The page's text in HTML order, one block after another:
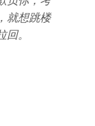
就想跳楼
。